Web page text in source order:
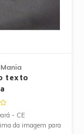
texto
- CE
da imagem para